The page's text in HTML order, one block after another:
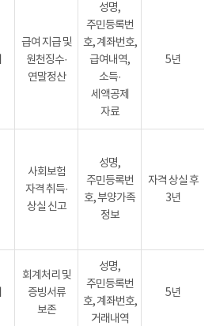
급여 지급 및
원천징수·
연말정산
성명,
주민등록번
호, 계좌번호,
급여내역,
소득·
세액공제
자료
5년
사회보험
자격 취득·
상실 신고
성명,
주민등록번
호, 부양가족
정보
자격 상실 후
3년
회계처리 및
증빙서류
보존
성명,
주민등록번
호, 계좌번호,
거래내역
5년